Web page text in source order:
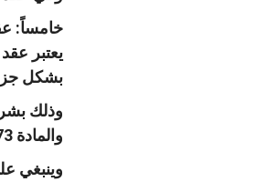
خامساً:
يعتبر
بشكل
والمادة 1373 والمادة 1374 من القانون المدني المطبق في المملكة الأردنية الهاشمية
وينبغي